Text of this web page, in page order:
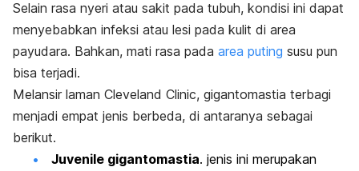
Selain rasa nyeri atau sakit pada tubuh, kondisi ini dapat
menyebabkan infeksi atau lesi pada kulit di area
payudara. Bahkan, mati rasa pada area puting susu pun
bisa terjadi.
Melansir laman Cleveland Clinic, gigantomastia terbagi
menjadi empat jenis berbeda, di antaranya sebagai
berikut.
Juvenile gigantomastia. jenis ini merupakan